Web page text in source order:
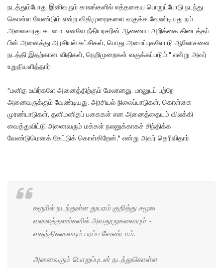
நடத்தும்போது இனிவரும் காலங்களில் எத்தகைய பொறுப்போடு நடந்து
கொள்ள வேண்டும் என்ற விதிமுறைகளை வகுக்க வேண்டியது நம்
அனைவரது கடமை. எனவே நீதியரசரின் ஆணைய அறிக்கை கிடைத்தப்
பின் அனைத்து அரசியல் கட்சிகள், பொது அமைப்புகளோடு ஆலோசனை
நடத்தி இதற்கான விதிகள், நெறிமுறைகள் வகுக்கப்படும்," என்று அவர்
உறுதியளித்தார்.
"மனித உயிர்களே அனைத்திற்கும் மேலானது. மானுடப் பற்றே
அனைவருக்கும் வேண்டியது. அரசியல் நிலைப்பாடுகள், கொள்கை
முரண்பாடுகள், தனிமனிதப் பகைகள் என அனைத்தையும் விலக்கி
வைத்துவிட்டு அனைவரும் மக்கள் நலனுக்காகச் சிந்திக்க
வேண்டுமெனக் கேட்டுக் கொள்கிறேன்," என்று அவர் தெரிவிதார்.
கரூரில் நடந்துள்ள துயரம் குறித்து சமூக
வலைத்தளங்களில் அவதூறுகளையும் -
வதந்திகளையும் பரப்ப வேண்டாம்.
அனைவரும் பொறுப்புடன் நடந்துகொள்ள